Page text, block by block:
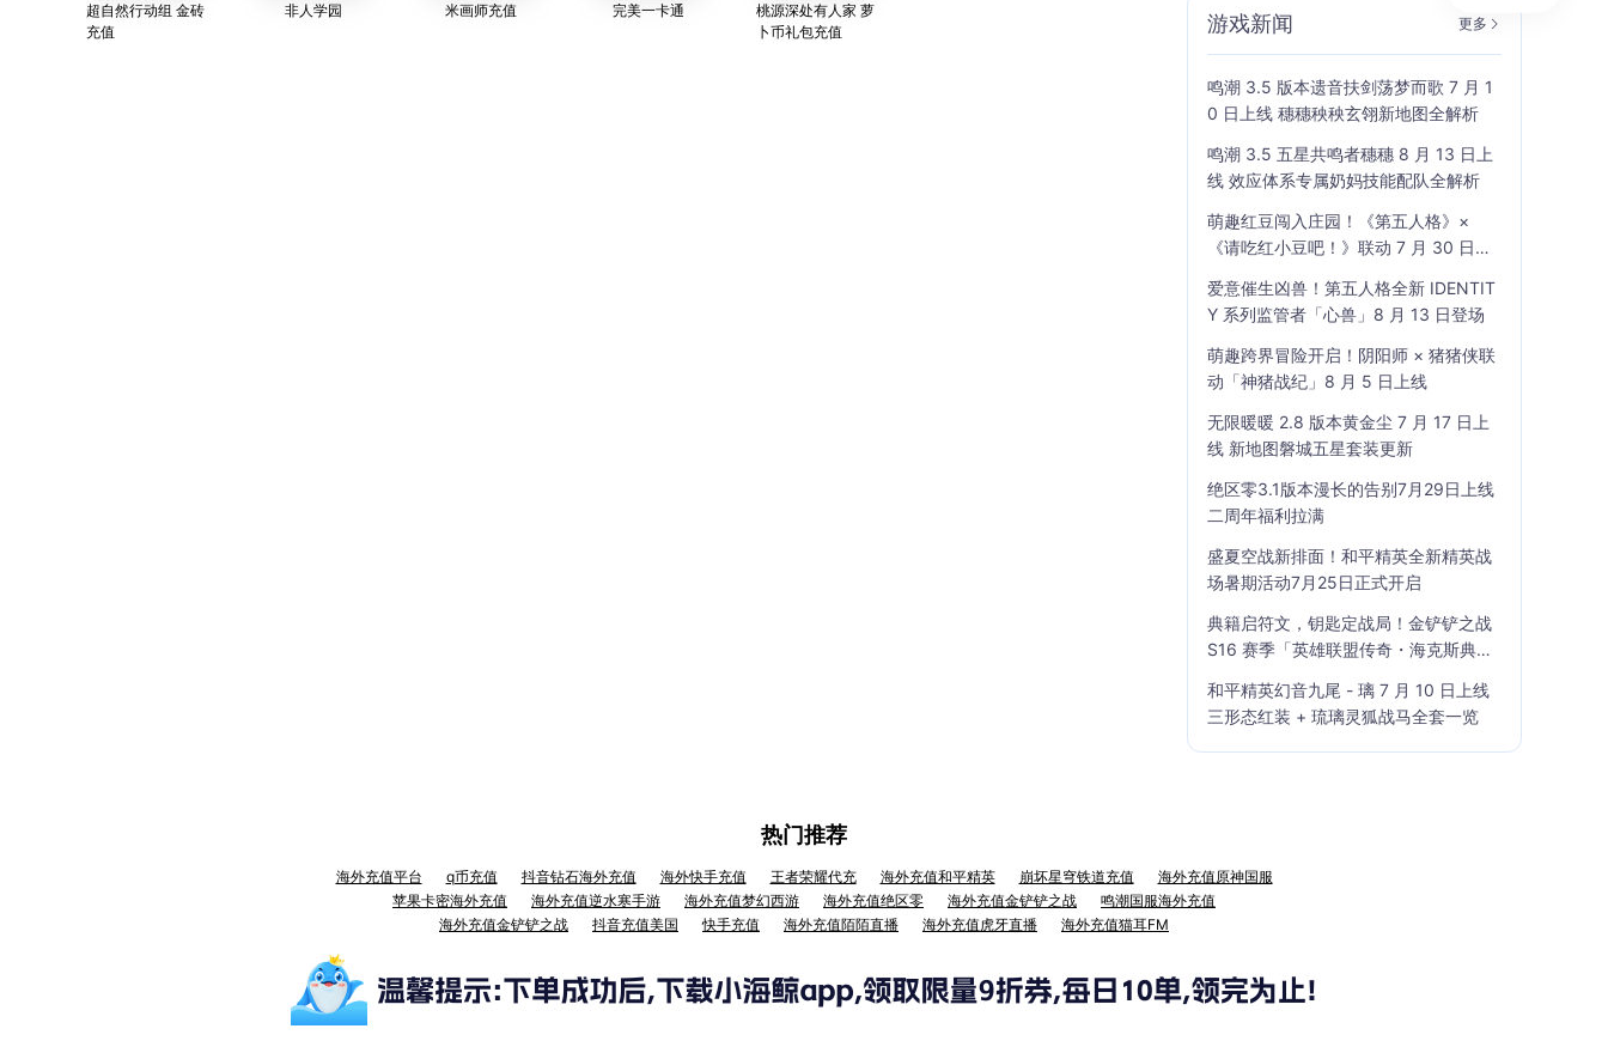
超自然行动组 金砖
充值
非人学园 米画师充值 完美一卡通
桃源深处有人家 萝
卜币礼包充值
游戏新闻 更多
鸣潮 3.5 版本遗音扶剑荡梦而歌 7 月 1
0 日上线 穗穗秧秧玄翎新地图全解析
鸣潮 3.5 五星共鸣者穗穗 8 月 13 日上
线 效应体系专属奶妈技能配队全解析
萌趣红豆闯入庄园！《第五人格》×
《请吃红小豆吧！》联动 7 月 30 日开
爱意催生凶兽！第五人格全新 IDENTIT
Y 系列监管者「心兽」8 月 13 日登场
萌趣跨界冒险开启！阴阳师 × 猪猪侠联
动「神猪战纪」8 月 5 日上线
无限暖暖 2.8 版本黄金尘 7 月 17 日上
线 新地图磐城五星套装更新
绝区零3.1版本漫长的告别7月29日上线
二周年福利拉满
盛夏空战新排面！和平精英全新精英战
场暑期活动7月25日正式开启
典籍启符文，钥匙定战局！金铲铲之战
S16 赛季「英雄联盟传奇・海克斯典
和平精英幻音九尾 - 璃 7 月 10 日上线
三形态红装 + 琉璃灵狐战马全套一览
热门推荐
海外充值平台 q币充值 抖音钻石海外充值 海外快手充值 王者荣耀代充 海外充值和平精英 崩坏星穹铁道充值
海外充值原神国服
苹果卡密海外充值
海外充值逆水寒手游 海外充值梦幻西游 海外充值绝区零 海外充值金铲铲之战
鸣潮国服海外充值
海外充值金铲铲之战
抖音充值美国 快手充值 海外充值陌陌直播 海外充值虎牙直播 海外充值猫耳FM